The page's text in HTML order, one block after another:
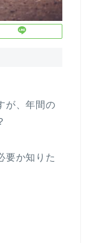
が、年間の
要か知りた